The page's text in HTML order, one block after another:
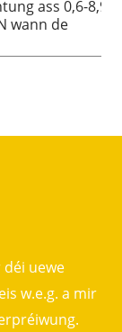
ass 0,6-
wann de
uewe
w.e.g. a mir